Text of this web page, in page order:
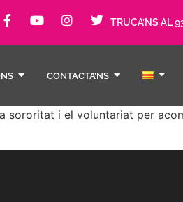
TRUCA’NS AL
CONTACTA’NS
sororitat i el voluntariat per